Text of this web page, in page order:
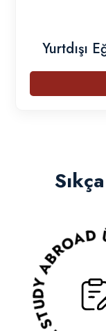
Yurtdışı
DUAL